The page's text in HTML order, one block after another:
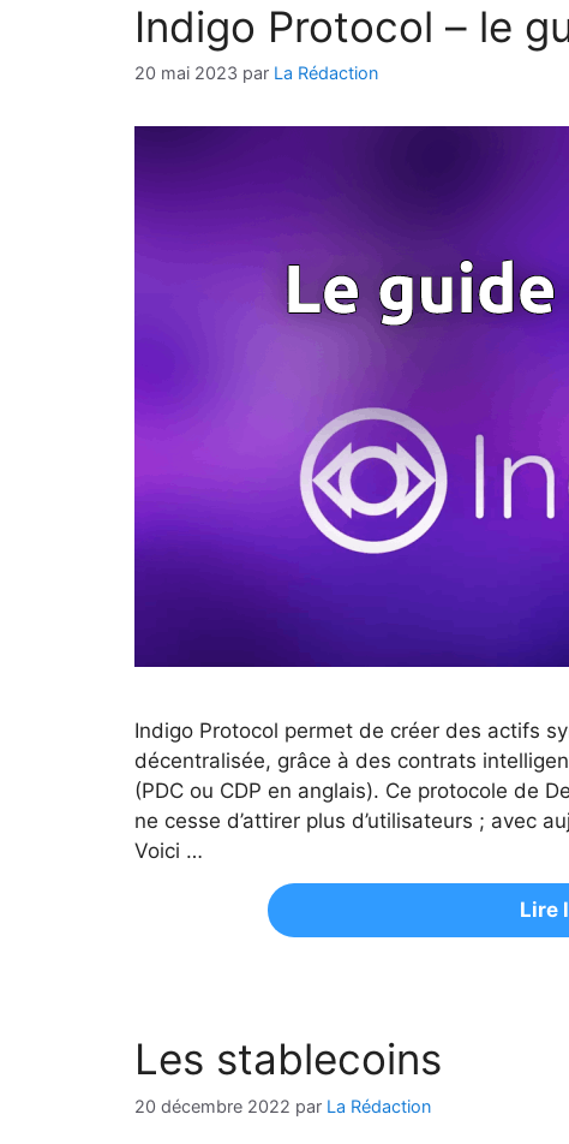
Indigo Protocol – le
20 mai 2023 par La Rédaction
Indigo Protocol permet de créer des actifs
décentralisée, grâce à des contrats
(PDC ou CDP en anglais). Ce protocole de
ne cesse d’attirer plus d’utilisateurs ; avec
Voici …
Lire
Les stablecoins
20 décembre 2022 par La Rédaction